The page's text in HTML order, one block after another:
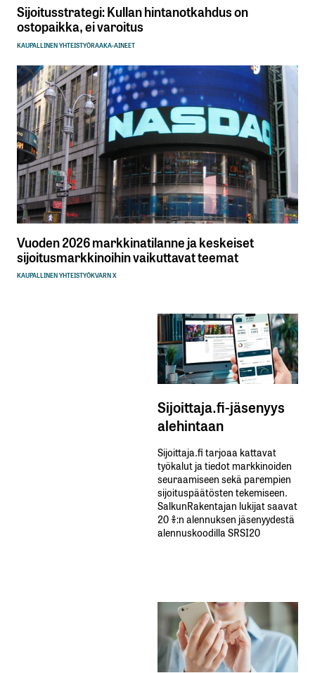
Sijoitusstrategi: Kullan hintanotkahdus on
ostopaikka, ei varoitus
KAUPALLINEN YHTEISTYÖRAAKA-AINEET
Vuoden 2026 markkinatilanne ja keskeiset
sijoitusmarkkinoihin vaikuttavat teemat
KAUPALLINEN YHTEISTYÖKVARN X
Sijoittaja.fi-jäsenyys
alehintaan
Sijoittaja.fi tarjoaa kattavat
työkalut ja tiedot markkinoiden
seuraamiseen sekä parempien
sijoituspäätösten tekemiseen.
SalkunRakentajan lukijat saavat
20 %:n alennuksen jäsenyydestä
alennuskoodilla SRSI20